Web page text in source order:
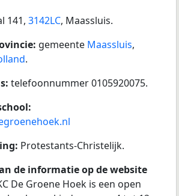
141, 3142LC, Maassluis.
gemeente Maassluis,
.
telefoonnummer 0105920075.
Protestants-Christelijk.
de informatie op de website
De Groene Hoek is een open